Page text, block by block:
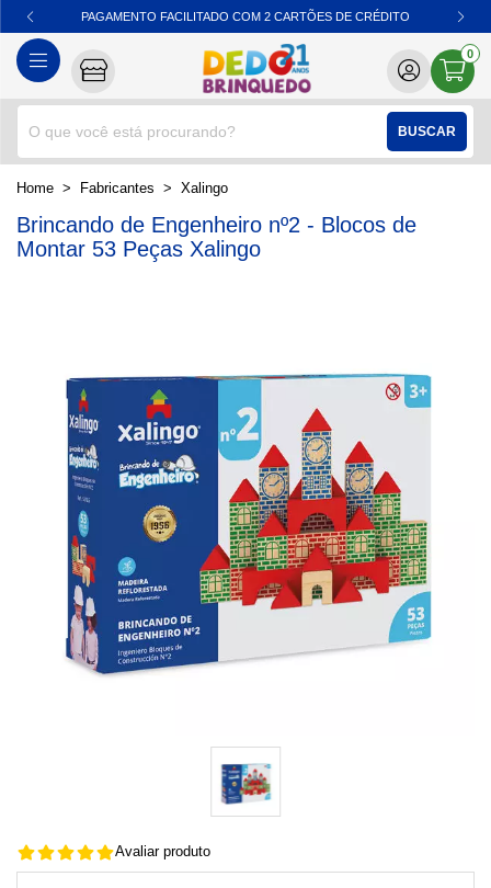
BUSCAR
0
PAGAMENTO FACILITADO COM 2 CARTÕES DE CRÉDITO
home Fabricantes xalingo
Brincando de Engenheiro nº2 - Blocos de
Montar 53 Peças Xalingo
Avaliar produto